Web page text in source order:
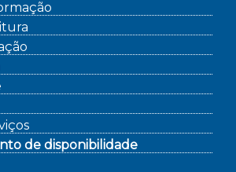
de disponibilidade